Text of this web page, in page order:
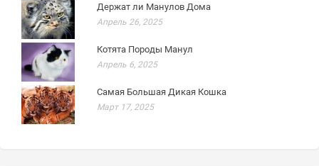
Держат ли Манулов Дома
Апрель 26, 2025
Котята Породы Манул
Апрель 6, 2025
Самая Большая Дикая Кошка
Март 17, 2025